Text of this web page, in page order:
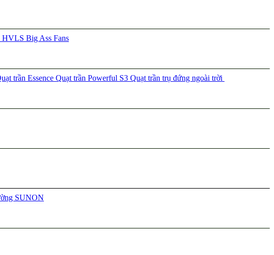
HVLS Big Ass Fans
trần Essence Quạt trần Powerful S3 Quạt trần trụ đứng ngoài trời
SUNON